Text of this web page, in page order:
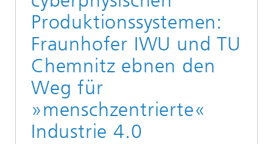
Produktionssystemen:
Fraunhofer IWU und TU
Chemnitz ebnen den
Weg für
»menschzentrierte«
Industrie 4.0